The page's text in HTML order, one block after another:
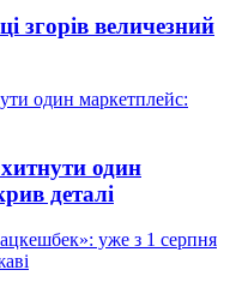
згорів величезний
один
деталі